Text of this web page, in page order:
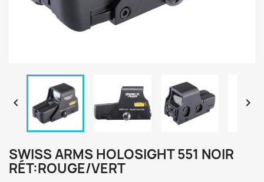
 
SWISS ARMS HOLOSIGHT 551 NOIR
RÉT:ROUGE/VERT